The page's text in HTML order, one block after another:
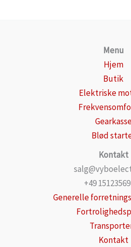
Menu
Hjem
Butik
Elektriske
Blød
Kontakt
+49
Generelle
Kontakt